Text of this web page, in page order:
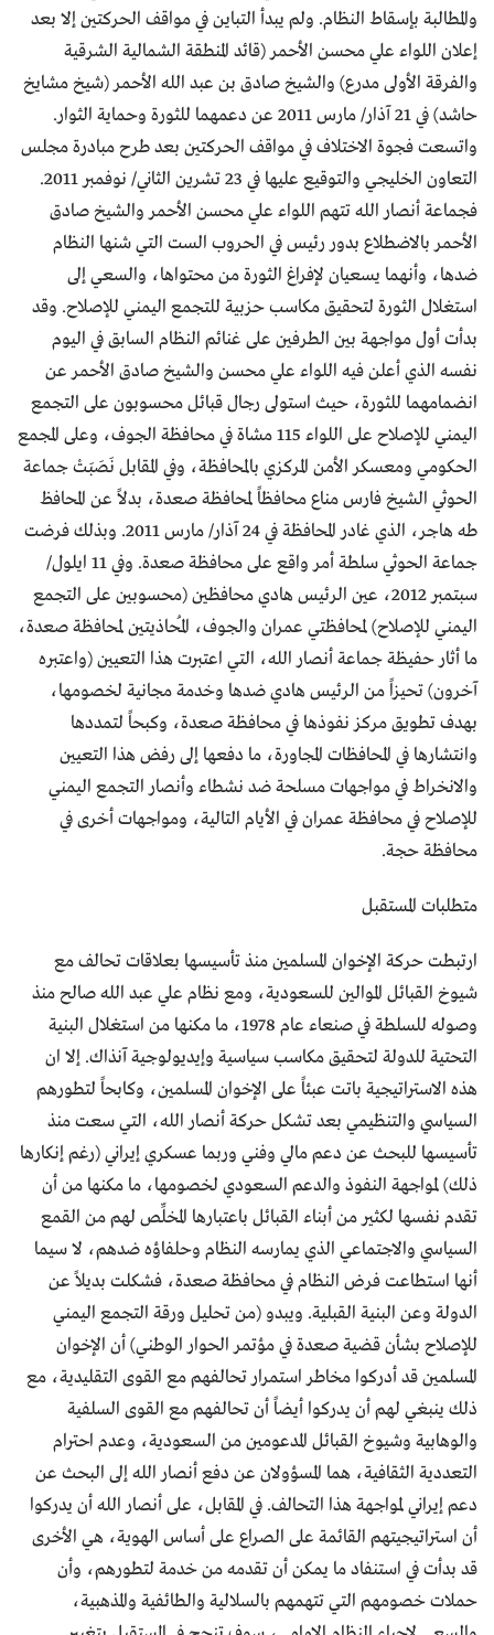
والمطالبة بإسقاط النظام. ولم يبدأ التباين في مواقف الحركتين إلا بعد
إعلان اللواء علي محسن الأحمر (قائد المنطقة الشمالية الشرقية
والفرقة الأولى مدرع) والشيخ صادق بن عبد الله الأحمر (شيخ مشايخ
حاشد) في 21 آذار/ مارس 2011 عن دعمهما للثورة وحماية الثوار.
واتسعت فجوة الاختلاف في مواقف الحركتين بعد طرح مبادرة مجلس
التعاون الخليجي والتوقيع عليها في 23 تشرين الثاني/ نوفمبر 2011.
فجماعة أنصار الله تتهم اللواء علي محسن الأحمر والشيخ صادق
الأحمر بالاضطلاع بدور رئيس في الحروب الست التي شنها النظام
ضدها، وأنهما يسعيان لإفراغ الثورة من محتواها، والسعي إلى
استغلال الثورة لتحقيق مكاسب حزبية للتجمع اليمني للإصلاح. وقد
بدأت أول مواجهة بين الطرفين على غنائم النظام السابق في اليوم
نفسه الذي أعلن فيه اللواء علي محسن والشيخ صادق الأحمر عن
انضمامهما للثورة، حيث استولى رجال قبائل محسوبون على التجمع
اليمني للإصلاح على اللواء 115 مشاة في محافظة الجوف، وعلى المجمع
الحكومي ومعسكر الأمن المركزي بالمحافظة، وفي المقابل نَصَبَتْ جماعة
الحوثي الشيخ فارس مناع محافظاً لمحافظة صعدة، بدلاً عن المحافظ
طه هاجر، الذي غادر المحافظة في 24 آذار/ مارس 2011. وبذلك فرضت
جماعة الحوثي سلطة أمر واقع على محافظة صعدة. وفي 11 ايلول/
سبتمبر 2012، عين الرئيس هادي محافظين (محسوبين على التجمع
اليمني للإصلاح) لمحافظتي عمران والجوف، المُحاذيتين لمحافظة صعدة،
ما أثار حفيظة جماعة أنصار الله، التي اعتبرت هذا التعيين (واعتبره
آخرون) تحيزاً من الرئيس هادي ضدها وخدمة مجانية لخصومها،
بهدف تطويق مركز نفوذها في محافظة صعدة، وكبحاً لتمددها
وانتشارها في المحافظات المجاورة، ما دفعها إلى رفض هذا التعيين
والانخراط في مواجهات مسلحة ضد نشطاء وأنصار التجمع اليمني
للإصلاح في محافظة عمران في الأيام التالية، ومواجهات أخرى في
محافظة حجة.
متطلبات المستقبل
ارتبطت حركة الإخوان المسلمين منذ تأسيسها بعلاقات تحالف مع
شيوخ القبائل الموالين للسعودية، ومع نظام علي عبد الله صالح منذ
وصوله للسلطة في صنعاء عام 1978، ما مكنها من استغلال البنية
التحتية للدولة لتحقيق مكاسب سياسية وإيديولوجية آنذاك. إلا ان
هذه الاستراتيجية باتت عبئاً على الإخوان المسلمين، وكابحاً لتطورهم
السياسي والتنظيمي بعد تشكل حركة أنصار الله، التي سعت منذ
تأسيسها للبحث عن دعم مالي وفني وربما عسكري إيراني (رغم إنكارها
ذلك) لمواجهة النفوذ والدعم السعودي لخصومها، ما مكنها من أن
تقدم نفسها لكثير من أبناء القبائل باعتبارها المخلِّص لهم من القمع
السياسي والاجتماعي الذي يمارسه النظام وحلفاؤه ضدهم، لا سيما
أنها استطاعت فرض النظام في محافظة صعدة، فشكلت بديلاً عن
الدولة وعن البنية القبلية. ويبدو (من تحليل ورقة التجمع اليمني
للإصلاح بشأن قضية صعدة في مؤتمر الحوار الوطني) أن الإخوان
المسلمين قد أدركوا مخاطر استمرار تحالفهم مع القوى التقليدية، مع
ذلك ينبغي لهم أن يدركوا أيضاً أن تحالفهم مع القوى السلفية
والوهابية وشيوخ القبائل المدعومين من السعودية، وعدم احترام
التعددية الثقافية، هما المسؤولان عن دفع أنصار الله إلى البحث عن
دعم إيراني لمواجهة هذا التحالف. في المقابل، على أنصار الله أن يدركوا
أن استراتيجيتهم القائمة على الصراع على أساس الهوية، هي الأخرى
قد بدأت في استنفاد ما يمكن أن تقدمه من خدمة لتطورهم، وأن
حملات خصومهم التي تتهمهم بالسلالية والطائفية والمذهبية،